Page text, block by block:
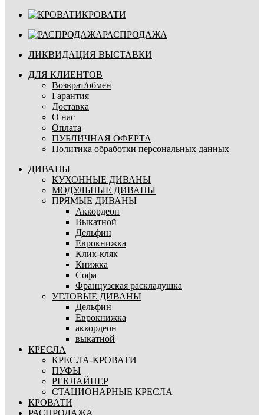
КРОВАТИ
РАСПРОДАЖА
ЛИКВИДАЦИЯ ВЫСТАВКИ
ДЛЯ КЛИЕНТОВ
Возврат/обмен
Гарантия
Доставка
О нас
Оплата
ПУБЛИЧНАЯ ОФЕРТА
Политика обработки персональных данных
ДИВАНЫ
КУХОННЫЕ ДИВАНЫ
МОДУЛЬНЫЕ ДИВАНЫ
ПРЯМЫЕ ДИВАНЫ
Аккордеон
Выкатной
Дельфин
Еврокнижка
Клик-кляк
Книжка
Софа
Французская раскладушка
УГЛОВЫЕ ДИВАНЫ
Дельфин
Еврокнижка
аккордеон
выкатной
КРЕСЛА
КРЕСЛА-КРОВАТИ
ПУФЫ
РЕКЛАЙНЕР
СТАЦИОНАРНЫЕ КРЕСЛА
КРОВАТИ
РАСПРОДАЖА